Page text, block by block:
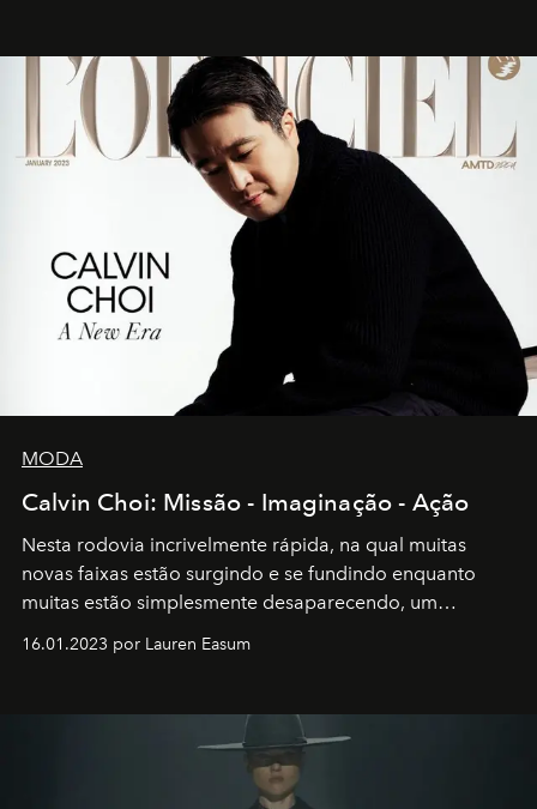
MODA
Calvin Choi: Missão - Imaginação - Ação
Nesta rodovia incrivelmente rápida, na qual muitas
novas faixas estão surgindo e se fundindo enquanto
muitas estão simplesmente desaparecendo, um
transportador AMTD abrindo caminho para muitos
por propósitos, com um claro senso de missão na vida e
16.01.2023 por Lauren Easum